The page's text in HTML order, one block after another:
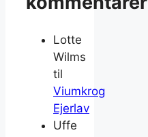
Lotte
Wilms
til
Viumkrog
Ejerlav
Uffe